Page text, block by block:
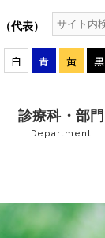
（代表）
白 青 黄 黒
診療科・部門
Department